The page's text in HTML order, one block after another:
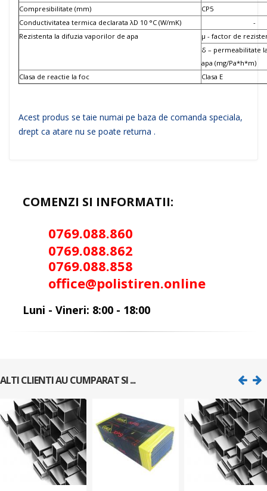
Compresibilitate (mm)
CP5
Conductivitatea termica declarata λD 10 °C (W/mK)
-
Rezistenta la difuzia vaporilor de apa
µ - factor de
δ – permeabilitate
apa (mg/Pa*h*m)
Clasa de reactie la foc
Clasa E
Acest produs se taie numai pe baza de comanda speciala,
drept ca atare nu se poate returna .
COMENZI SI INFORMATII:
0769.088.860
0769.088.862
0769.088.858
office@polistiren.online
Luni - Vineri: 8:00 - 18:00
ALTI CLIENTI AU CUMPARAT SI ...